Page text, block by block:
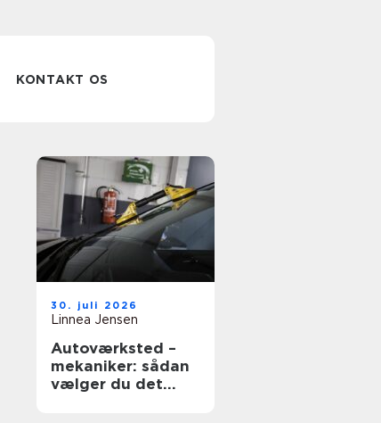
KONTAKT OS
30. juli 2026
Linnea Jensen
Autoværksted –
mekaniker: sådan
vælger du det